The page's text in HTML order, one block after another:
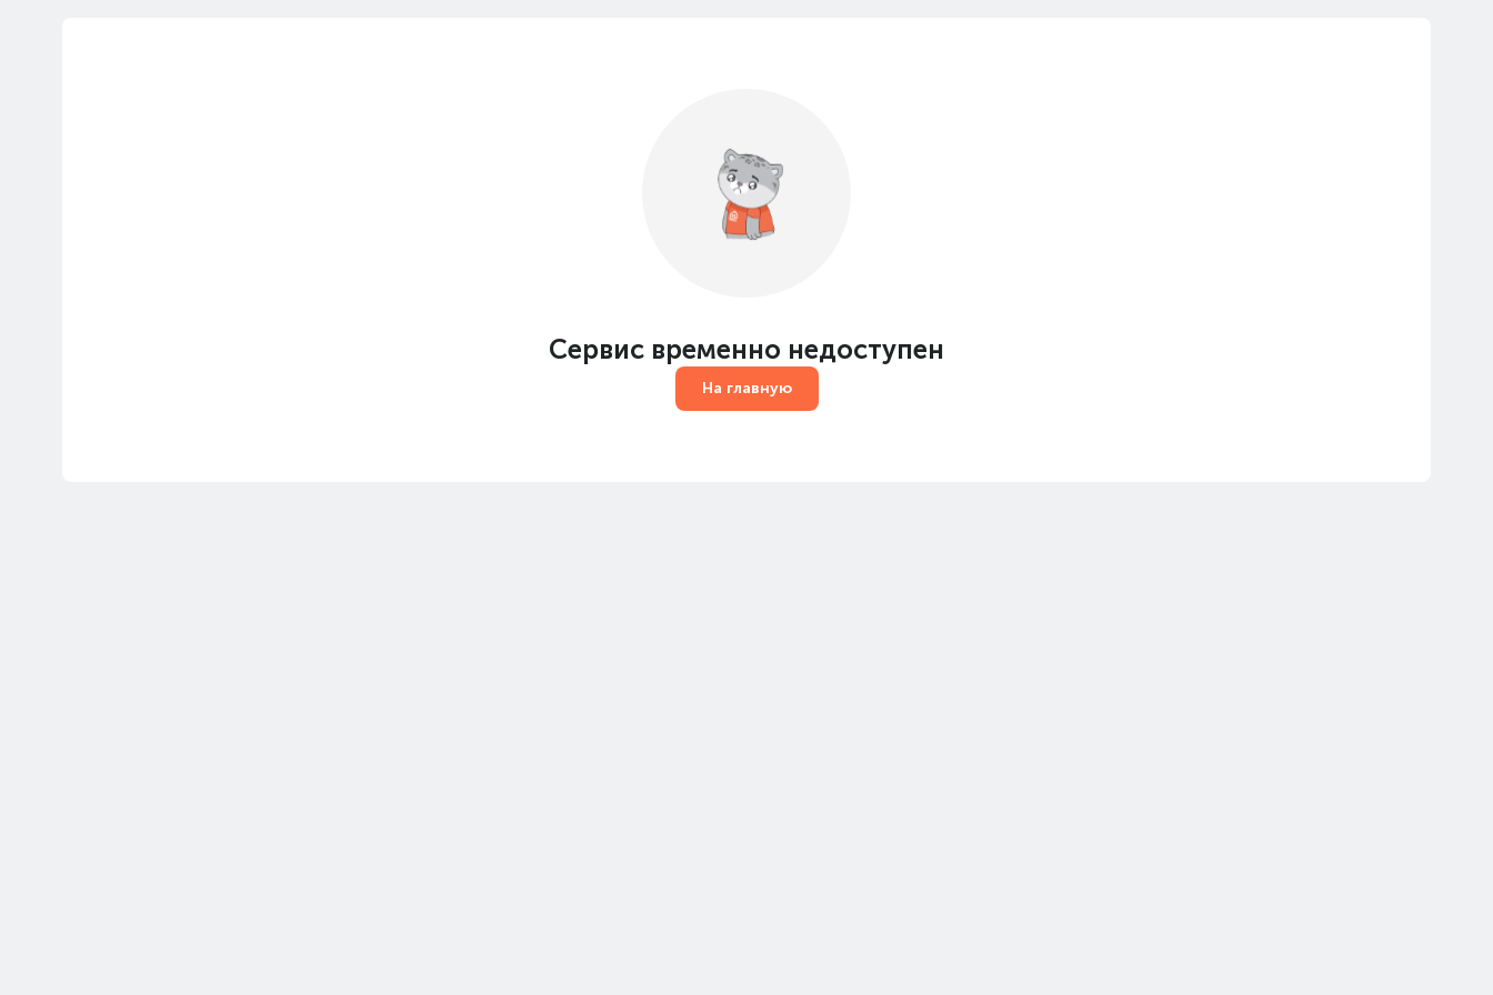
Сервис временно недоступен
На главную